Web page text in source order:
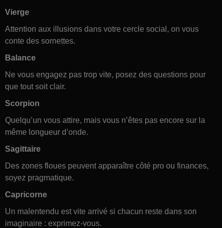
Vierge
Attention aux illusions dans votre cercle social, on vous
conte des sornettes.
Balance
Ne vous engagez pas trop vite, posez des questions pour
que tout soit clair.
Scorpion
Quelqu’un vous attire, mais vous n’êtes pas encore sur la
même longueur d’onde.
Sagittaire
Des zones floues peuvent apparaître côté pro ou finances,
soyez pragmatique.
Capricorne
Un malentendu est vite arrivé si chacun reste dans son
imaginaire : exprimez-vous.